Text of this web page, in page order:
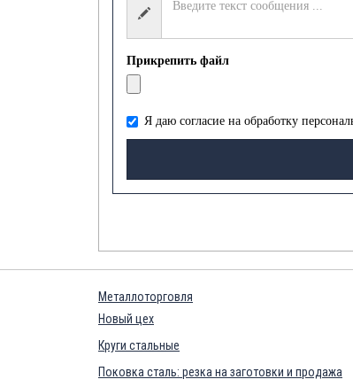
Прикрепить файл
Я даю согласие на обработку
Металлоторговля
Новый цех
Круги стальные
Поковка сталь: резка на заготовки и продажа